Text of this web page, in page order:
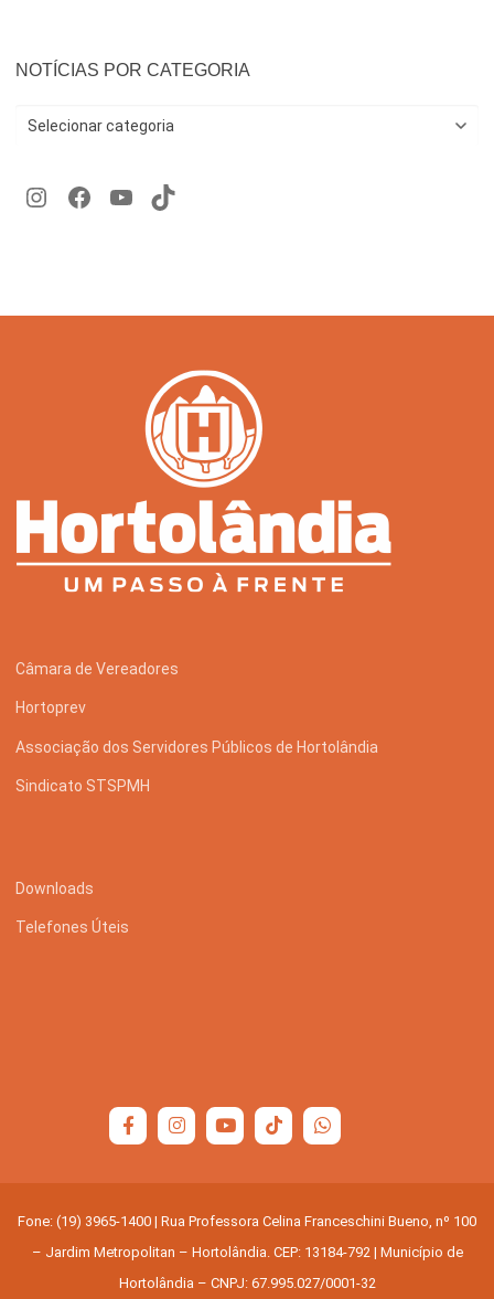
NOTÍCIAS POR CATEGORIA
Câmara de Vereadores
Hortoprev
Associação dos Servidores Públicos de Hortolândia
Sindicato STSPMH
Downloads
Telefones Úteis
Fone: (19) 3965-1400 | Rua Professora Celina Franceschini Bueno, nº 100
– Jardim Metropolitan – Hortolândia. CEP: 13184-792 | Município de
Hortolândia – CNPJ: 67.995.027/0001-32